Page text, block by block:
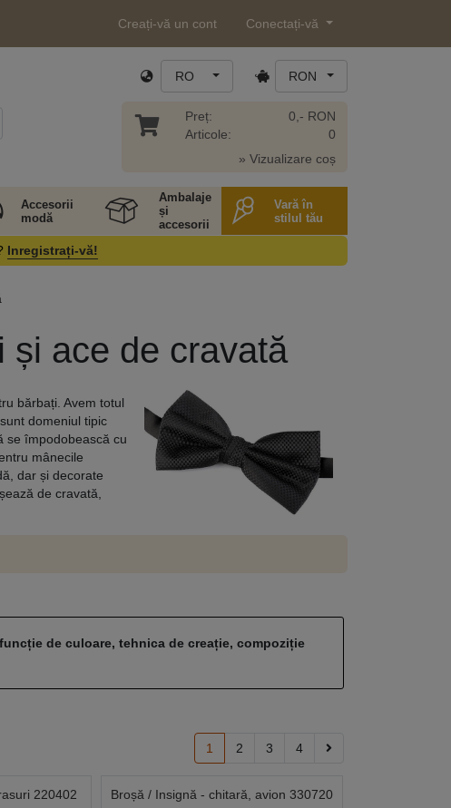
Creați-vă un cont Conectați-vă
RO RON
Preț:
Articole:
0,- RON
0
» Vizualizare coș
Accesorii
modă
Ambalaje
și
accesorii
Vară în
stilul tău
Inregistrați-vă!
și ace de cravată
bărbați. Avem totul
domeniul tipic
se împodobească cu
mânecile
dar și decorate
de cravată,
de culoare, tehnica de creație, compoziție
1 2 3 4
220402 Broșă / Insignă - chitară, avion 330720